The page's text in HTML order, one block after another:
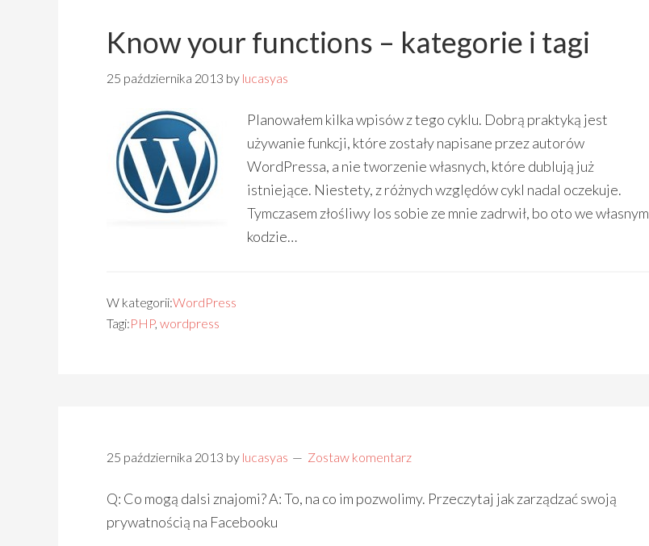
Know your functions – kategorie i tagi
25 października 2013 by lucasyas
Planowałem kilka wpisów z tego cyklu. Dobrą praktyką jest
używanie funkcji, które zostały napisane przez autorów
WordPressa, a nie tworzenie własnych, które dublują już
istniejące. Niestety, z różnych względów cykl nadal oczekuje.
Tymczasem złośliwy los sobie ze mnie zadrwił, bo oto we własnym
kodzie…
W kategorii:WordPress
Tagi:PHP, wordpress
25 października 2013 by lucasyas Zostaw komentarz
Q: Co mogą dalsi znajomi? A: To, na co im pozwolimy. Przeczytaj jak zarządzać swoją
prywatnością na Facebooku